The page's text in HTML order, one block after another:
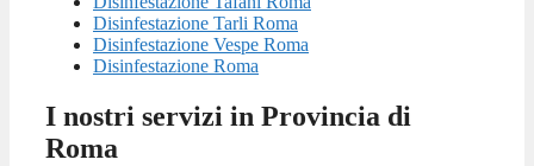
Disinfestazione Tarli Roma
Disinfestazione Vespe Roma
Disinfestazione Roma
I nostri servizi in Provincia di
Roma